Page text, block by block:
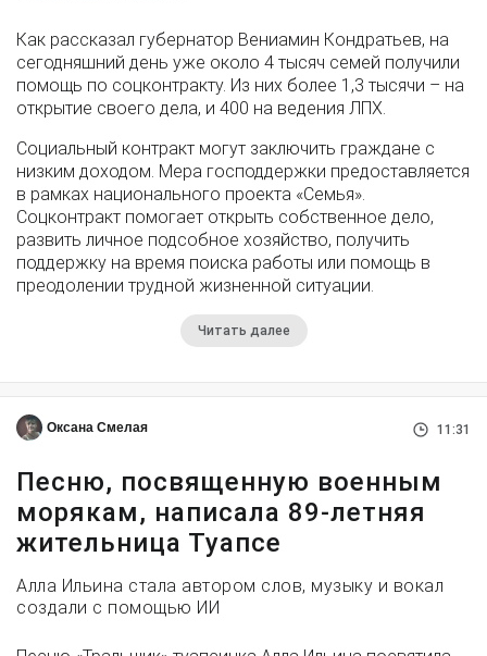
Как рассказал губернатор Вениамин Кондратьев, на
сегодняшний день уже около 4 тысяч семей получили
помощь по соцконтракту. Из них более 1,3 тысячи – на
открытие своего дела, и 400 на ведения ЛПХ.
Социальный контракт могут заключить граждане с
низким доходом. Мера господдержки предоставляется
в рамках национального проекта «Семья».
Соцконтракт помогает открыть собственное дело,
развить личное подсобное хозяйство, получить
поддержку на время поиска работы или помощь в
преодолении трудной жизненной ситуации.
Читать далее
Оксана Смелая 11:31
Песню, посвященную военным
морякам, написала 89-летняя
жительница Туапсе
Алла Ильина стала автором слов, музыку и вокал
создали с помощью ИИ